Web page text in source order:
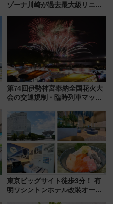
ゾーナ川崎が過去最大級リニュ
「いつから何が変わるか」徹底
第74回伊勢神宮奉納全国花火大
会の交通規制・臨時列車マッ
セス
東京ビッグサイト徒歩3分！ 有
明ワシントンホテル改装オープ